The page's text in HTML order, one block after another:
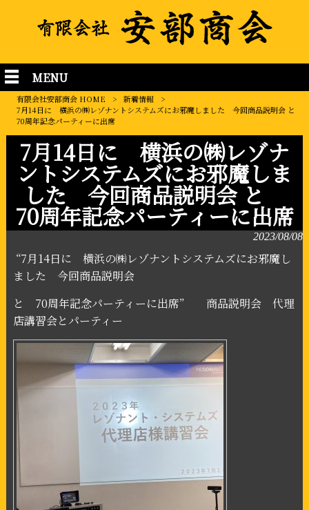
MENU
有限会社安部商会 HOME > 新着情報
>
7月14日に 横浜の㈱レゾナントシステムズにお邪魔しました 今回商品説明会 と
70周年記念パーティーに出席
7月14日に 横浜の㈱レゾナ
ントシステムズにお邪魔しま
した 今回商品説明会 と
70周年記念パーティーに出席
2023/08/08
“7月14日に 横浜の㈱レゾナントシステムズにお邪魔し
ました 今回商品説明会
と 70周年記念パーティーに出席”商品説明会 代理
店講習会とパーティー